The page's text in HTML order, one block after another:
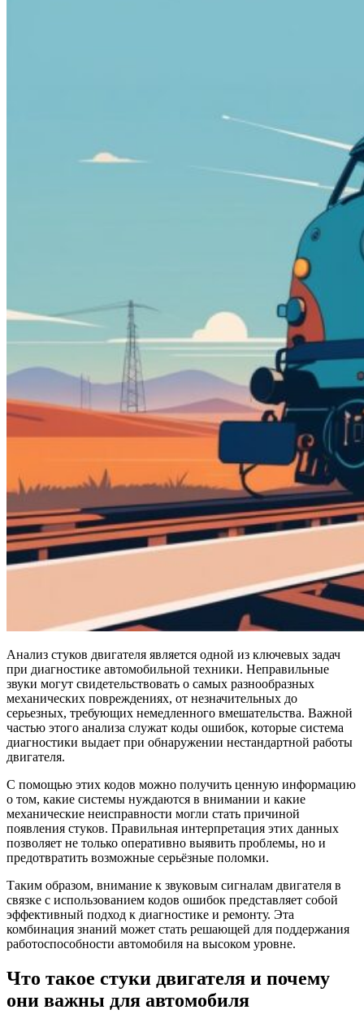
Анализ стуков двигателя является одной из ключевых задач
при диагностике автомобильной техники. Неправильные
звуки могут свидетельствовать о самых разнообразных
механических повреждениях, от незначительных до
серьезных, требующих немедленного вмешательства. Важной
частью этого анализа служат коды ошибок, которые система
диагностики выдает при обнаружении нестандартной работы
двигателя.
С помощью этих кодов можно получить ценную информацию
о том, какие системы нуждаются в внимании и какие
механические неисправности могли стать причиной
появления стуков. Правильная интерпретация этих данных
позволяет не только оперативно выявить проблемы, но и
предотвратить возможные серьёзные поломки.
Таким образом, внимание к звуковым сигналам двигателя в
связке с использованием кодов ошибок представляет собой
эффективный подход к диагностике и ремонту. Эта
комбинация знаний может стать решающей для поддержания
работоспособности автомобиля на высоком уровне.
Что такое стуки двигателя и почему
они важны для автомобиля